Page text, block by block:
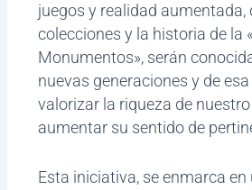
juegos y realidad aumentada,
colecciones y la historia de la
Monumentos», serán
nuevas generaciones y de
valorizar la riqueza de
aumentar su sentido de
Esta iniciativa, se enmarca en